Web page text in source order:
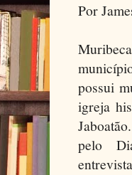
Por
possui
igreja
pelo